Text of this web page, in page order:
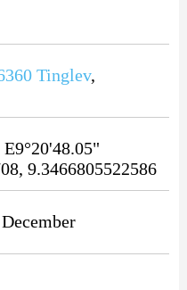
Tinglev,
9.3466805522586